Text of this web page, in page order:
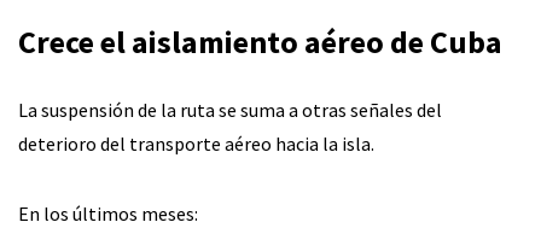
Crece el aislamiento aéreo de Cuba
La suspensión de la ruta se suma a otras señales del
deterioro del transporte aéreo hacia la isla.
En los últimos meses: